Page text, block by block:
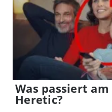
Was passiert am
Heretic?